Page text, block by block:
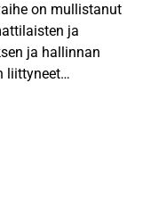
on mullistanut
ja
ja hallinnan
liittyneet
Erilaisten
julkisten
korostunutta.
tarjota palveluita